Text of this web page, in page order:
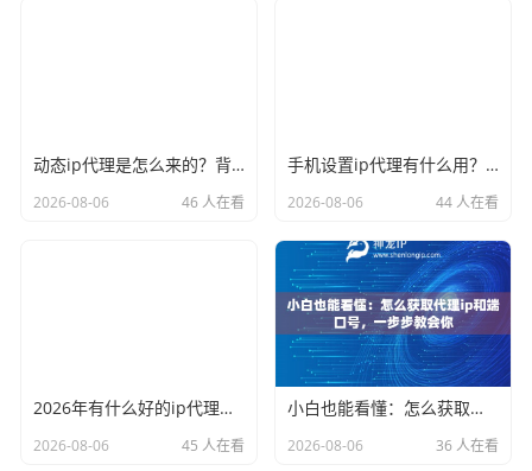
动态ip代理是怎么来的？背后的原理比你想象的精彩
2026-08-06 46 人在看
手机设置ip代理有什么用？不只是改定位那么简单
2026-08-06 44 人在看
2026年有什么好的ip代理软件？亲测后我只推荐这几个
2026-08-06 45 人在看
小白也能看懂：怎么获取代理ip和端口号，一步步教会你
2026-08-06 36 人在看